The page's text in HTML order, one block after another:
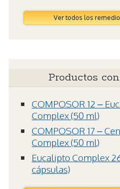
Ver todos los
Productos
COMPOSOR 12 –
Complex (50 ml)
COMPOSOR 17 –
Complex (50 ml)
Eucalipto Complex
cápsulas)